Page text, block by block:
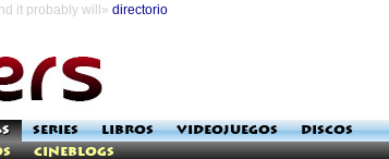
it probably will» directorio
SERIES LIBROS VIDEOJUEGOS
DISCOS
Cineblogs